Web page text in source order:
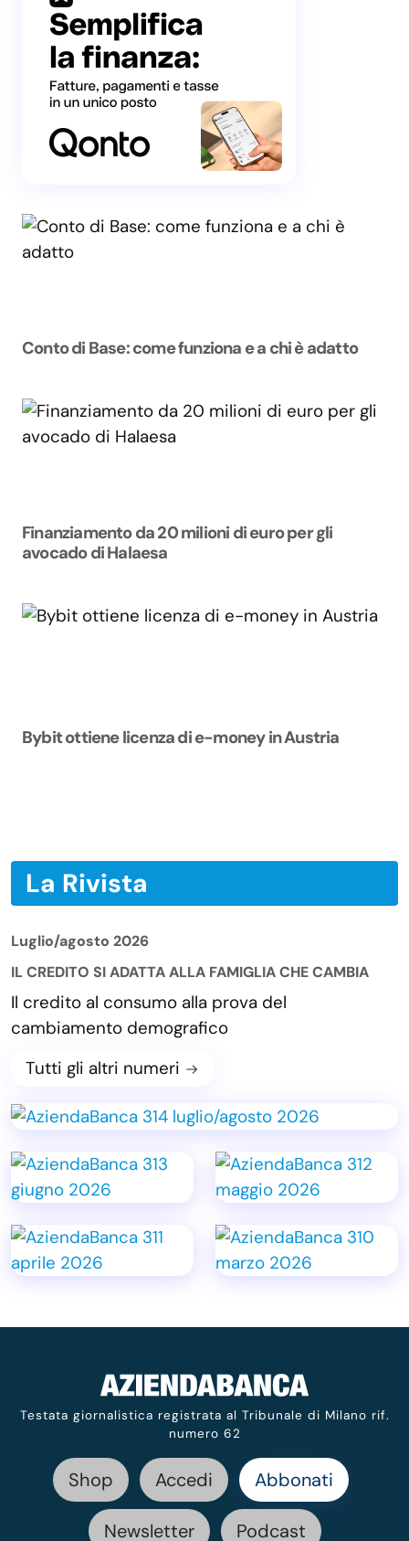
Conto di Base: come funziona e a chi è adatto
Finanziamento da 20 milioni di euro per gli
avocado di Halaesa
Bybit ottiene licenza di e-money in Austria
La Rivista
Luglio/agosto 2026
IL CREDITO SI ADATTA ALLA FAMIGLIA CHE CAMBIA
Il credito al consumo alla prova del
cambiamento demografico
Tutti gli altri numeri
Testata giornalistica registrata al Tribunale di Milano rif.
numero 62
Shop Accedi Abbonati
Newsletter Podcast